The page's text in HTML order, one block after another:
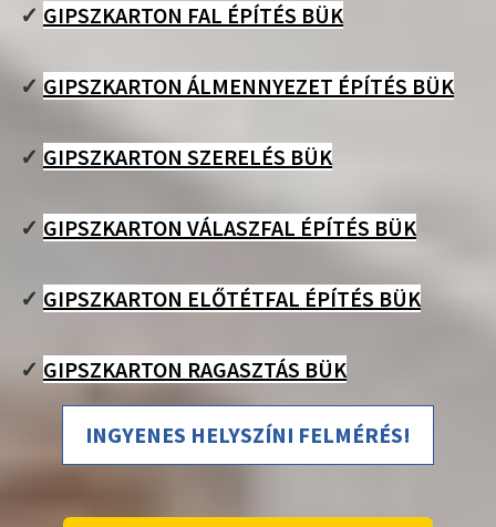
✓ GIPSZKARTON FAL ÉPÍTÉS BÜK
✓ GIPSZKARTON ÁLMENNYEZET ÉPÍTÉS BÜK
✓ GIPSZKARTON SZERELÉS BÜK
✓ GIPSZKARTON VÁLASZFAL ÉPÍTÉS BÜK
✓ GIPSZKARTON ELŐTÉTFAL ÉPÍTÉS BÜK
✓ GIPSZKARTON RAGASZTÁS BÜK
INGYENES HELYSZÍNI FELMÉRÉS!